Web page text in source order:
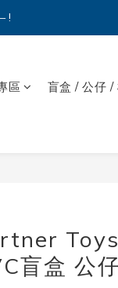
!
區 盲盒 / 公仔 /
盲盒 公仔